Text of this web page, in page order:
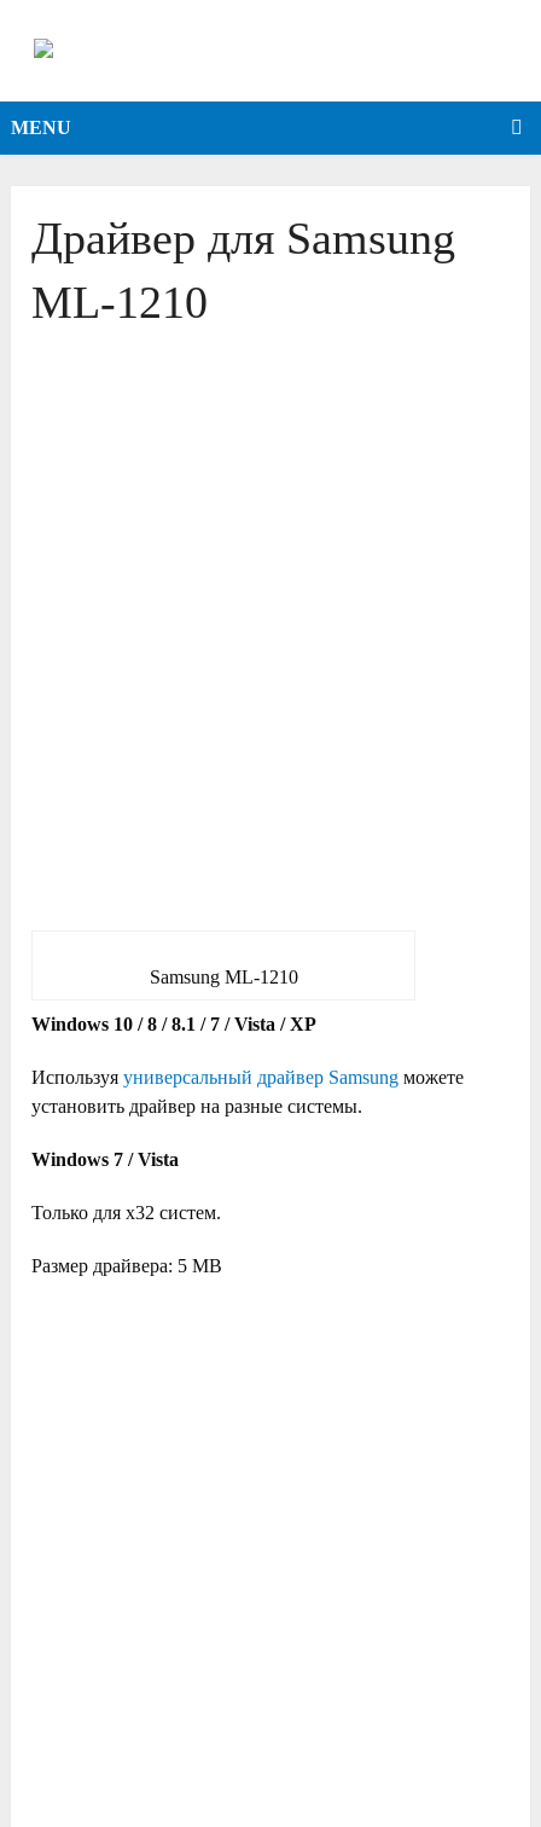
MENU
Драйвер для Samsung
ML-1210
Samsung ML-1210
Windows 10 / 8 / 8.1 / 7 / Vista / XP
Используяуниверсальный драйвер Samsung можете
установить драйвер на разные системы.
Windows 7 / Vista
Только для x32 систем.
Размер драйвера: 5 MB